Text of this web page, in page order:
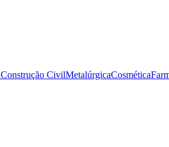
Construção CivilMetalúrgicaCosmética